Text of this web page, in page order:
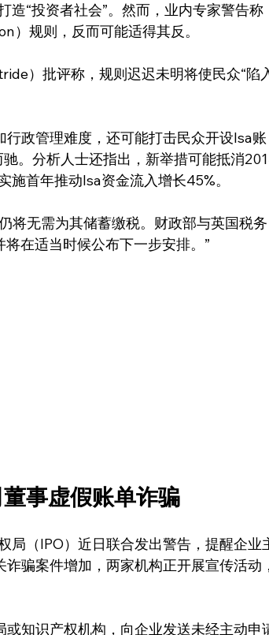
“投资者社会”。然而，业内专家警告称
）规则，反而可能适得其反。
）批评称，规则迟迟未明将使民众“陷
政管理难度，还可能打击民众开设Isa账
。分析人士还指出，新举措可能抵消
首年推动Isa资金流入增长45%。
将无需为其储蓄缴税。财政部与英国税务
在适当时候公布下一步安排。”
事虚假账单诈骗
局（IPO）近日联合发出警告，提醒企业
骗案件增加，两家机构正开展宣传活动
知识产权机构，向企业发送未经主动申